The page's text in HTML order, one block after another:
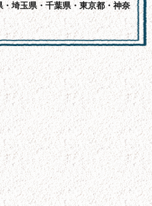
埼玉県・千葉県・東京都・神奈